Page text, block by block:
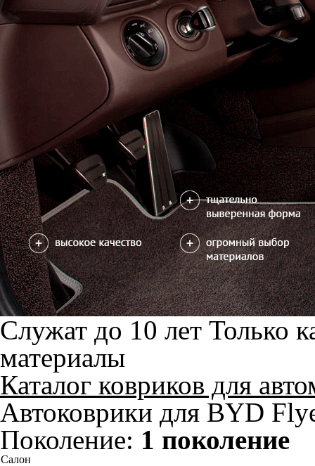
Служат до 10 лет Только
материалы
Каталог ковриков для
Автоковрики для BYD
Поколение: 1 поколение
Салон